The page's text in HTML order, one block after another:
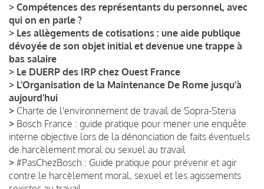
> Compétences des représentants du personnel, avec
qui on en parle ?
> Les allègements de cotisations : une aide publique
dévoyée de son objet initial et devenue une trappe à
bas salaire
> Le DUERP des IRP chez Ouest France
> L’Organisation de la Maintenance De Rome jusqu’à
aujourd’hui
> Charte de l'environnement de travail de Sopra-Steria
> Bosch France : guide pratique pour mener une enquête
interne objective lors de la dénonciation de faits éventuels
de harcèlement moral ou sexuel au travail
> #PasChezBosch : Guide pratique pour prévenir et agir
contre le harcèlement moral, sexuel et les agissements